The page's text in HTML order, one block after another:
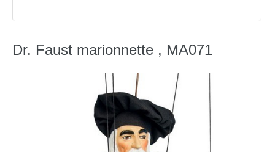
Dr. Faust marionnette , MA071